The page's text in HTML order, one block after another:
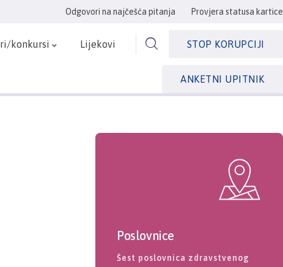
Odgovori na najčešća pitanja Provjera statusa kartice
konkursi Lijekovi STOP KORUPCIJI
ANKETNI UPITNIK
Poslovnice
Šest poslovnica zdravstvenog